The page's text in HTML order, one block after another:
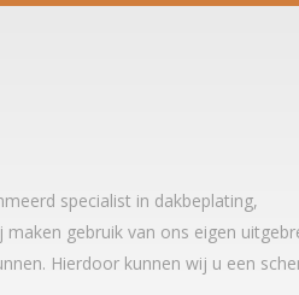
specialist in dakbeplating,
gebruik van ons eigen
Hierdoor kunnen wij u een